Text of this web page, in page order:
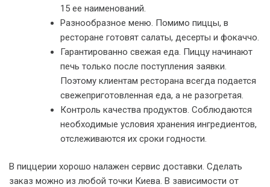
15 ее наименований.
Разнообразное меню. Помимо пиццы, в
ресторане готовят салаты, десерты и фокаччо.
Гарантированно свежая еда. Пиццу начинают
печь только после поступления заявки.
Поэтому клиентам ресторана всегда подается
свежеприготовленная еда, а не разогретая.
Контроль качества продуктов. Соблюдаются
необходимые условия хранения ингредиентов,
отслеживаются их сроки годности.
В пиццерии хорошо налажен сервис доставки. Сделать
заказ можно из любой точки Киева. В зависимости от